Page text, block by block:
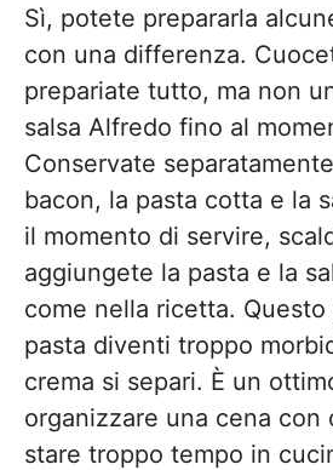
Sì, potete prepararla
con una differenza.
prepariate tutto, ma non
salsa Alfredo fino al
Conservate
bacon, la pasta cotta e la
il momento di servire,
aggiungete la pasta e la
come nella ricetta.
pasta diventi troppo
crema si separi. È un
organizzare una cena con
stare troppo tempo in